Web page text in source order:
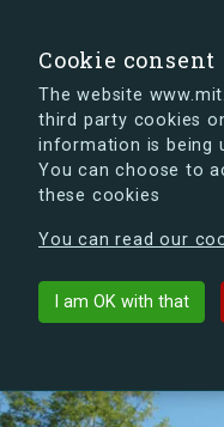
Cookie consent
The website
third party cookies
information is being
You can choose to
these cookies
You can read our
I am OK with that
s.dk is getting a new
can already take a
List buildings